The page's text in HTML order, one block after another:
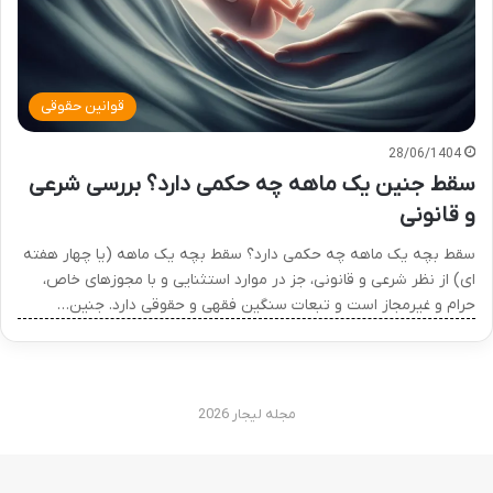
قوانین حقوقی
28/06/1404
سقط جنین یک ماهه چه حکمی دارد؟ بررسی شرعی
و قانونی
سقط بچه یک ماهه چه حکمی دارد؟ سقط بچه یک ماهه (یا چهار هفته
ای) از نظر شرعی و قانونی، جز در موارد استثنایی و با مجوزهای خاص،
حرام و غیرمجاز است و تبعات سنگین فقهی و حقوقی دارد. جنین…
مجله لیجار 2026